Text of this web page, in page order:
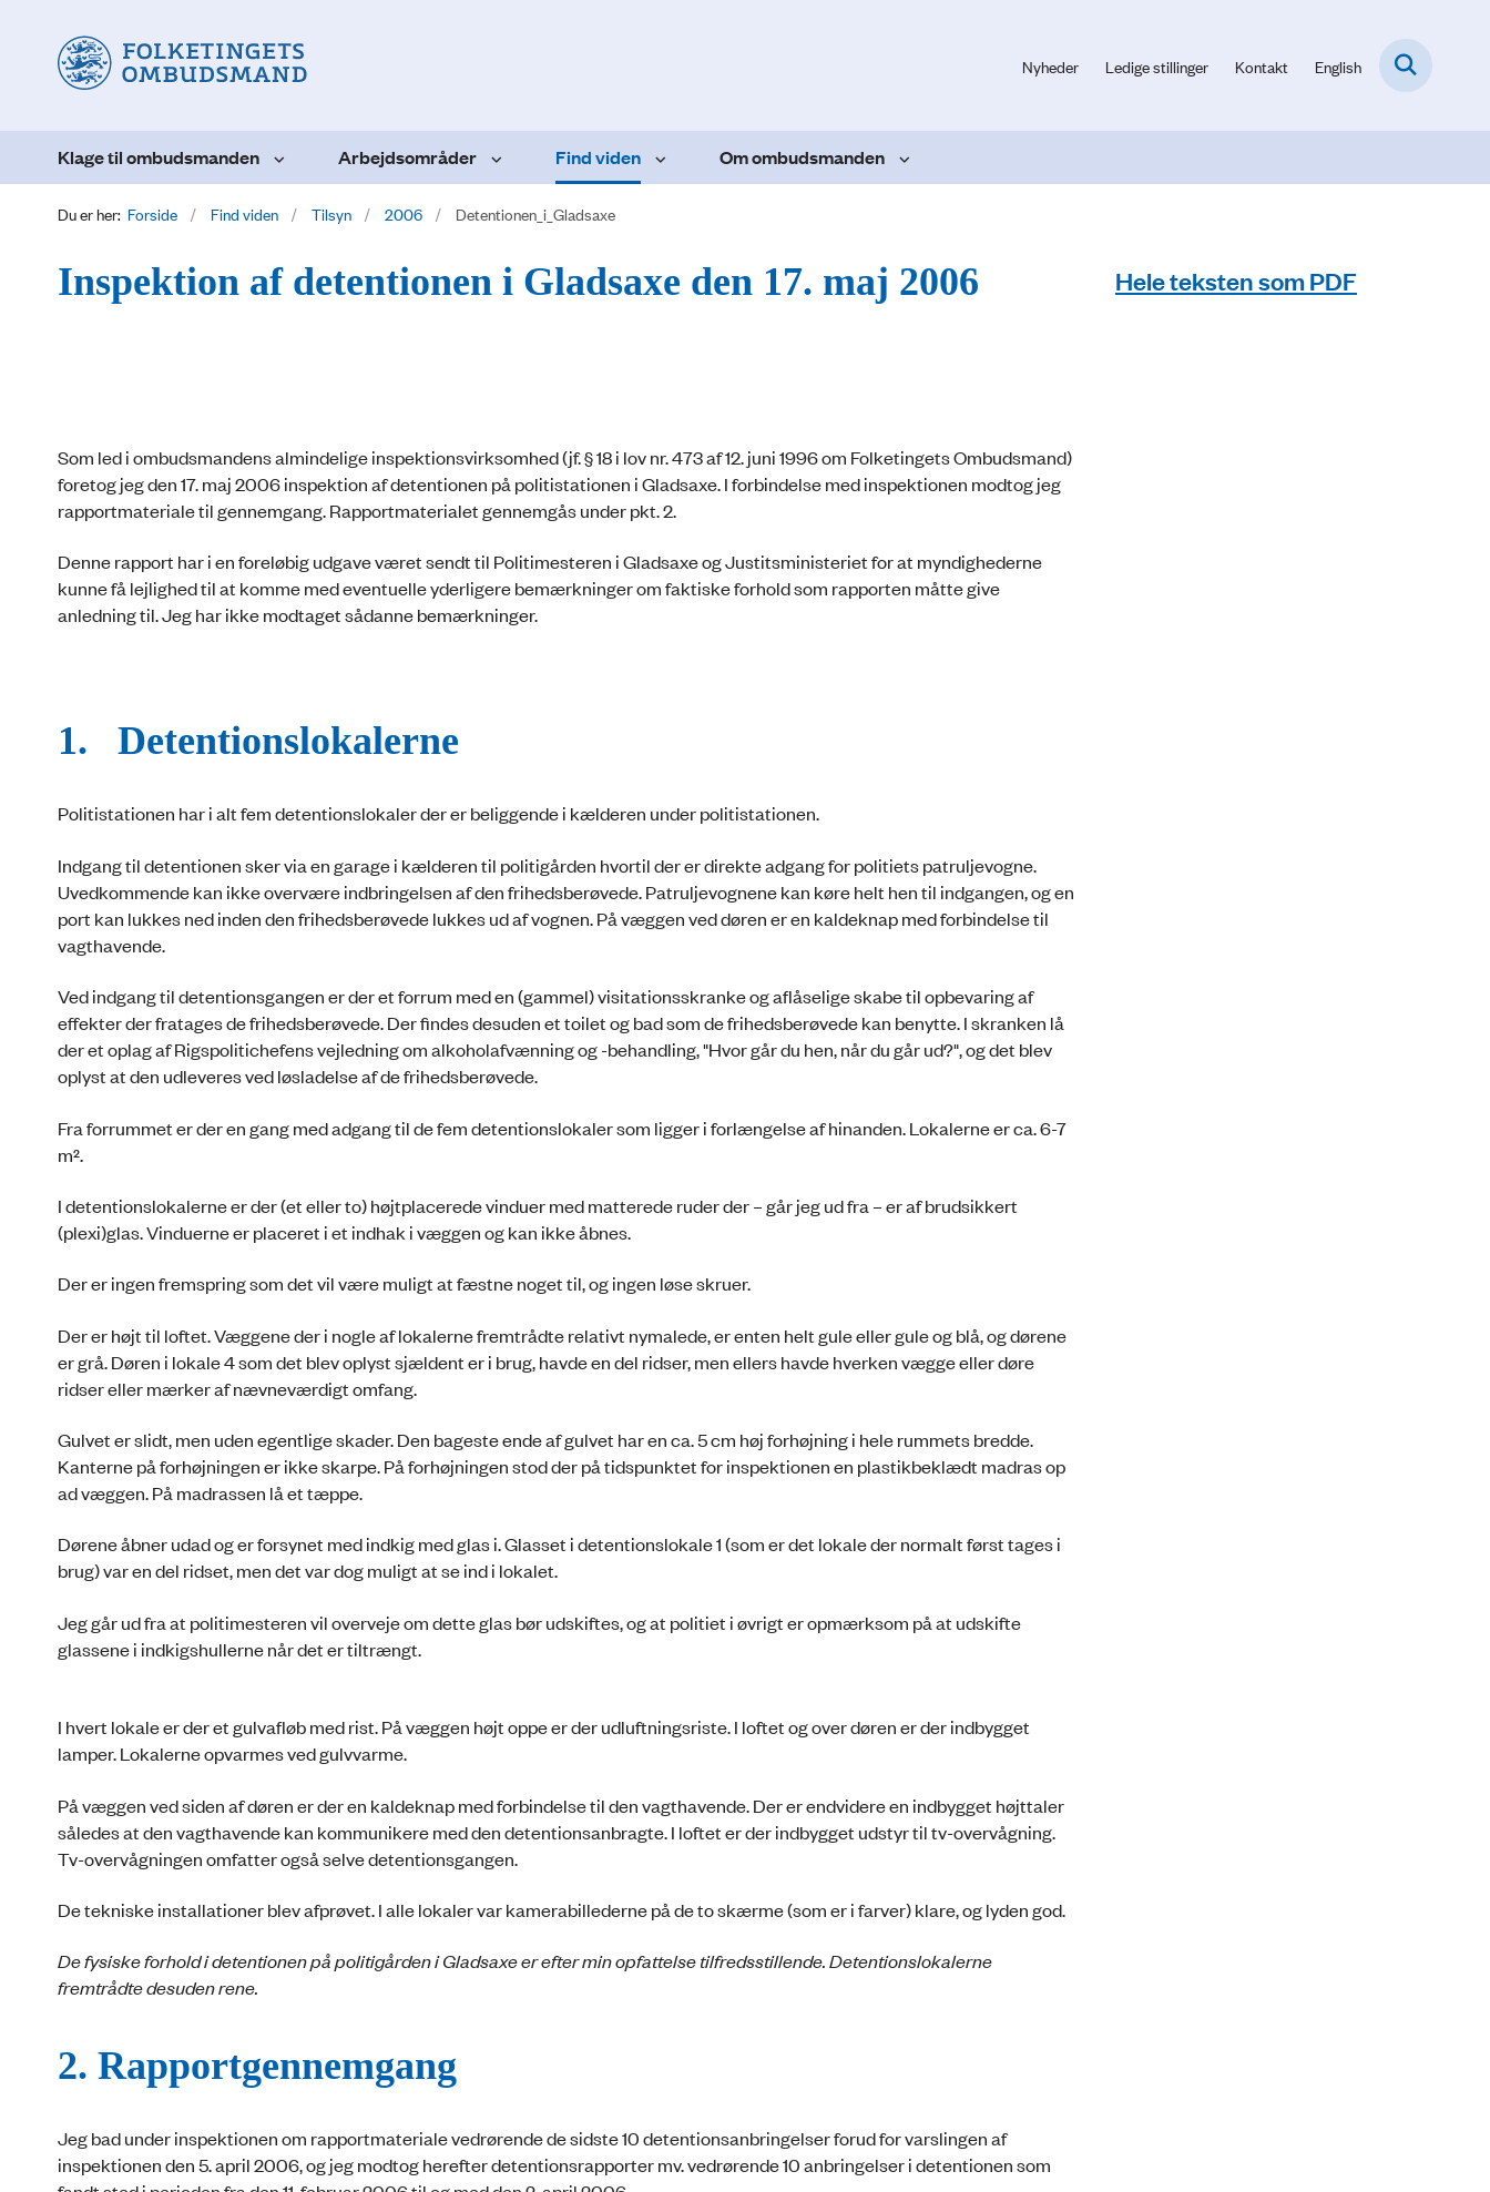
Nyheder Ledige stillinger Kontakt English
Klage til ombudsmanden Arbejdsområder Find viden Om ombudsmanden
Du er her: Forside Find viden Tilsyn 2006 Detentionen_i_Gladsaxe
Inspektion af detentionen i Gladsaxe den 17. maj 2006
Som led i ombudsmandens almindelige inspektionsvirksomhed (jf. § 18 i lov nr. 473 af 12. juni 1996 om Folketingets Ombudsmand)
foretog jeg den 17. maj 2006 inspektion af detentionen på politistationen i Gladsaxe. I forbindelse med inspektionen modtog jeg
rapportmateriale til gennemgang. Rapportmaterialet gennemgås under pkt. 2.
Denne rapport har i en foreløbig udgave været sendt til Politimesteren i Gladsaxe og Justitsministeriet for at myndighederne
kunne få lejlighed til at komme med eventuelle yderligere bemærkninger om faktiske forhold som rapporten måtte give
anledning til. Jeg har ikke modtaget sådanne bemærkninger.
1. Detentionslokalerne
Politistationen har i alt fem detentionslokaler der er beliggende i kælderen under politistationen.
Indgang til detentionen sker via en garage i kælderen til politigården hvortil der er direkte adgang for politiets patruljevogne.
Uvedkommende kan ikke overvære indbringelsen af den frihedsberøvede. Patruljevognene kan køre helt hen til indgangen, og en
port kan lukkes ned inden den frihedsberøvede lukkes ud af vognen. På væggen ved døren er en kaldeknap med forbindelse til
vagthavende.
Ved indgang til detentionsgangen er der et forrum med en (gammel) visitationsskranke og aflåselige skabe til opbevaring af
effekter der fratages de frihedsberøvede. Der findes desuden et toilet og bad som de frihedsberøvede kan benytte. I skranken lå
der et oplag af Rigspolitichefens vejledning om alkoholafvænning og -behandling, "Hvor går du hen, når du går ud?", og det blev
oplyst at den udleveres ved løsladelse af de frihedsberøvede.
Fra forrummet er der en gang med adgang til de fem detentionslokaler som ligger i forlængelse af hinanden. Lokalerne er ca. 6-7
m².
I detentionslokalerne er der (et eller to) højtplacerede vinduer med matterede ruder der – går jeg ud fra – er af brudsikkert
(plexi)glas. Vinduerne er placeret i et indhak i væggen og kan ikke åbnes.
Der er ingen fremspring som det vil være muligt at fæstne noget til, og ingen løse skruer.
Der er højt til loftet. Væggene der i nogle af lokalerne fremtrådte relativt nymalede, er enten helt gule eller gule og blå, og dørene
er grå. Døren i lokale 4 som det blev oplyst sjældent er i brug, havde en del ridser, men ellers havde hverken vægge eller døre
ridser eller mærker af nævneværdigt omfang.
Gulvet er slidt, men uden egentlige skader. Den bageste ende af gulvet har en ca. 5 cm høj forhøjning i hele rummets bredde.
Kanterne på forhøjningen er ikke skarpe. På forhøjningen stod der på tidspunktet for inspektionen en plastikbeklædt madras op
ad væggen. På madrassen lå et tæppe.
Dørene åbner udad og er forsynet med indkig med glas i. Glasset i detentionslokale 1 (som er det lokale der normalt først tages i
brug) var en del ridset, men det var dog muligt at se ind i lokalet.
Jeg går ud fra at politimesteren vil overveje om dette glas bør udskiftes, og at politiet i øvrigt er opmærksom på at udskifte
glassene i indkigshullerne når det er tiltrængt.
I hvert lokale er der et gulvafløb med rist. På væggen højt oppe er der udluftningsriste. I loftet og over døren er der indbygget
lamper. Lokalerne opvarmes ved gulvvarme.
På væggen ved siden af døren er der en kaldeknap med forbindelse til den vagthavende. Der er endvidere en indbygget højttaler
således at den vagthavende kan kommunikere med den detentionsanbragte. I loftet er der indbygget udstyr til tv-overvågning.
Tv-overvågningen omfatter også selve detentionsgangen.
De tekniske installationer blev afprøvet. I alle lokaler var kamerabillederne på de to skærme (som er i farver) klare, og lyden god.
De fysiske forhold i detentionen på politigården i Gladsaxe er efter min opfattelse tilfredsstillende. Detentionslokalerne
fremtrådte desuden rene.
2. Rapportgennemgang
Jeg bad under inspektionen om rapportmateriale vedrørende de sidste 10 detentionsanbringelser forud for varslingen af
inspektionen den 5. april 2006, og jeg modtog herefter detentionsrapporter mv. vedrørende 10 anbringelser i detentionen som
Hele teksten som PDF